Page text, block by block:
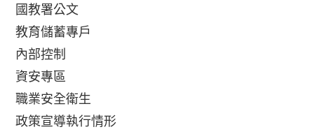
國教署公文
教育儲蓄專戶
內部控制
資安專區
職業安全衛生
政策宣導執行情形